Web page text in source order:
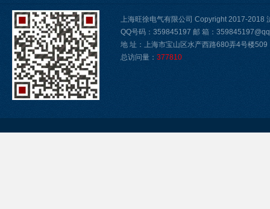
上海旺徐电气有限公司 Copyright 2017-2018
QQ号码：359845197 邮 箱：
地 址：上海市宝山区水产西路680弄4号楼509
总访问量： 377810